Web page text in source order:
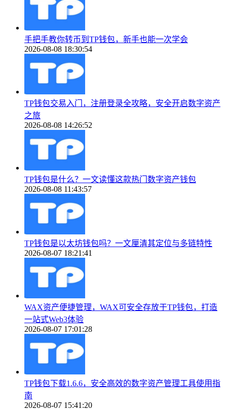
手把手教你转币到TP钱包，新手也能一次学会
2026-08-08 18:30:54
TP钱包交易入门，注册登录全攻略，安全开启数字资产
之旅
2026-08-08 14:26:52
TP钱包是什么？一文读懂这款热门数字资产钱包
2026-08-08 11:43:57
TP钱包是以太坊钱包吗？一文厘清其定位与多链特性
2026-08-07 18:21:41
WAX资产便捷管理，WAX可安全存放于TP钱包，打造
一站式Web3体验
2026-08-07 17:01:28
TP钱包下载1.6.6，安全高效的数字资产管理工具使用指
南
2026-08-07 15:41:20